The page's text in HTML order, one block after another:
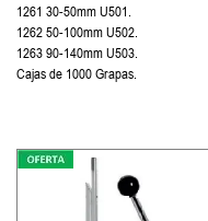
1261 30-50mm U501.
1262 50-100mm U502.
1263 90-140mm U503.
Cajas de 1000 Grapas.